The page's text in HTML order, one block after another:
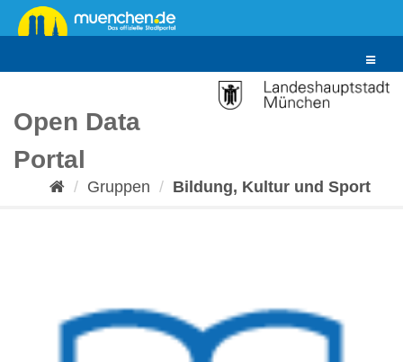
Überspringen
zum
Toggle
Open Data
Portal
Gruppen Bildung, Kultur und Sport